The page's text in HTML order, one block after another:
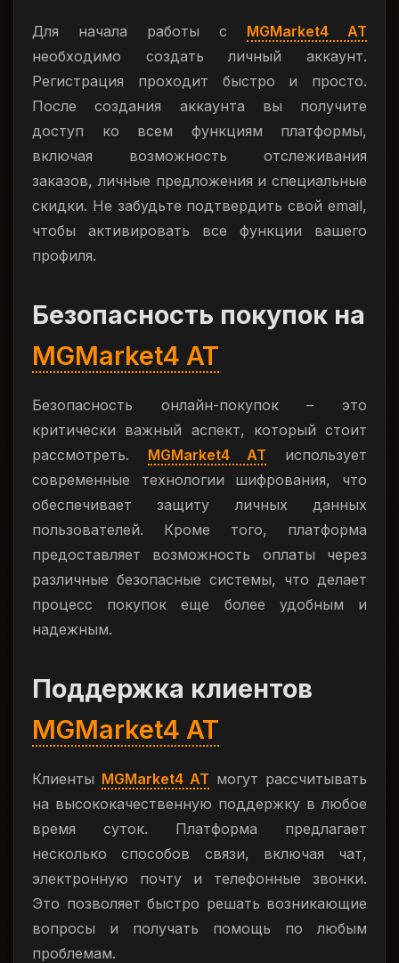
Для начала работы с MGMarket4 AT
необходимо создать личный аккаунт.
Регистрация проходит быстро и просто.
После создания аккаунта вы получите
доступ ко всем функциям платформы,
включая возможность отслеживания
заказов, личные предложения и специальные
скидки. Не забудьте подтвердить свой email,
чтобы активировать все функции вашего
профиля.
Безопасность покупок на
MGMarket4 AT
Безопасность онлайн-покупок – это
критически важный аспект, который стоит
рассмотреть. MGMarket4 AT использует
современные технологии шифрования, что
обеспечивает защиту личных данных
пользователей. Кроме того, платформа
предоставляет возможность оплаты через
различные безопасные системы, что делает
процесс покупок еще более удобным и
надежным.
Поддержка клиентов
MGMarket4 AT
Клиенты MGMarket4 AT могут рассчитывать
на высококачественную поддержку в любое
время суток. Платформа предлагает
несколько способов связи, включая чат,
электронную почту и телефонные звонки.
Это позволяет быстро решать возникающие
вопросы и получать помощь по любым
проблемам.